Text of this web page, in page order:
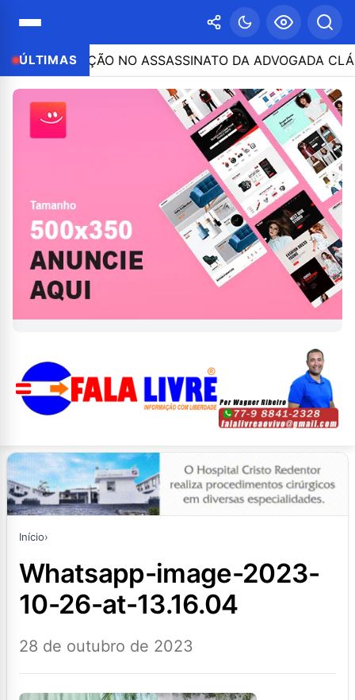
ÚLTIMASNO ASSASSINATO DA ADVOGADA CLÁUDIA
Início›
whatsapp-image-2023-
10-26-at-13.16.04
28 de outubro de 2023